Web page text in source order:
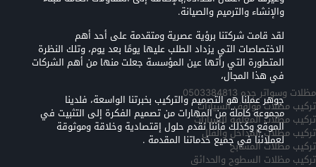
والإنشاء والترميم والصيانة.
لقد قامت شركتنا برؤية عصرية ومتقدمة على أحد أهم
الاختصاصات التي يزداد الطلب عليها يومًا بعد يوم، وتلك النظرة
المتطورة التي رأتها عين المؤسسة جعلت منها من أهم الشركات
في هذا المجال،
جوهر عملنا هو التصميم والتركيب بخبرتنا الواسعة، فلدينا
مجموعة كاملة من المهارات من تصميم الفكرة إلى التثبيت في
الموقع وكذلك فأننا نقدم حلول إقتصادية وخلاقة وموثوقة
لعملائنا في جميع خدماتنا المقدمة .
مظلات وسواتر جده 0503384813
تركيب مظلات مواقف السيارات
تركيب مظلات المعلقه للسيارات
تركيب مظلات المداخل والفلل
تركيب مظلات المسابح
تركيب مظلات السطوح والحدائق